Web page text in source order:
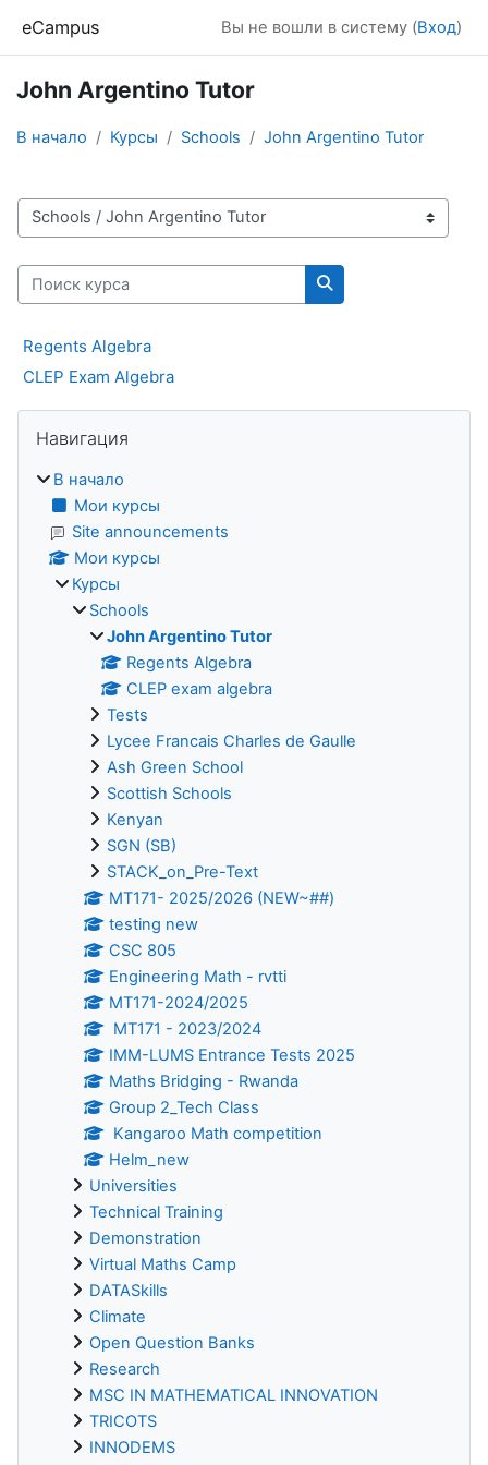
eCampus Вы не вошли в систему (Вход)
John Argentino Tutor
В начало Курсы Schools John Argentino Tutor
Категории курсов
Поиск курса
Поиск курса
Regents Algebra
CLEP Exam Algebra
Блоки
Навигация
В начало
Мои курсы
Site announcements
Мои курсы
Курсы
Schools
John Argentino Tutor
Regents Algebra
CLEP exam algebra
Tests
Lycee Francais Charles de Gaulle
Ash Green School
Scottish Schools
Kenyan
SGN (SB)
STACK_on_Pre-Text
MT171- 2025/2026 (NEW~##)
testing new
CSC 805
Engineering Math - rvtti
MT171-2024/2025
MT171 - 2023/2024
IMM-LUMS Entrance Tests 2025
Maths Bridging - Rwanda
Group 2_Tech Class
Kangaroo Math competition
Helm_new
Universities
Technical Training
Demonstration
Virtual Maths Camp
DATASkills
Climate
Open Question Banks
Research
MSC IN MATHEMATICAL INNOVATION
TRICOTS
INNODEMS